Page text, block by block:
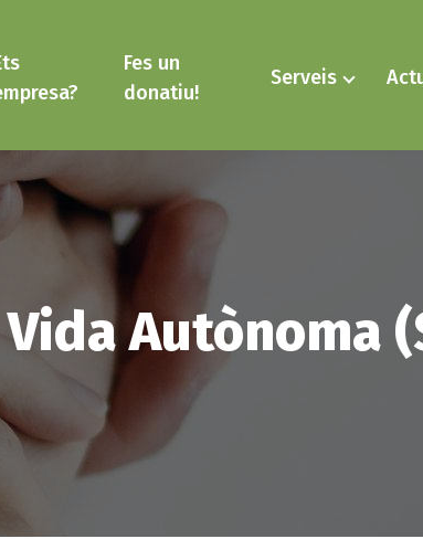
Fes un
donatiu!
Serveis
Autònoma